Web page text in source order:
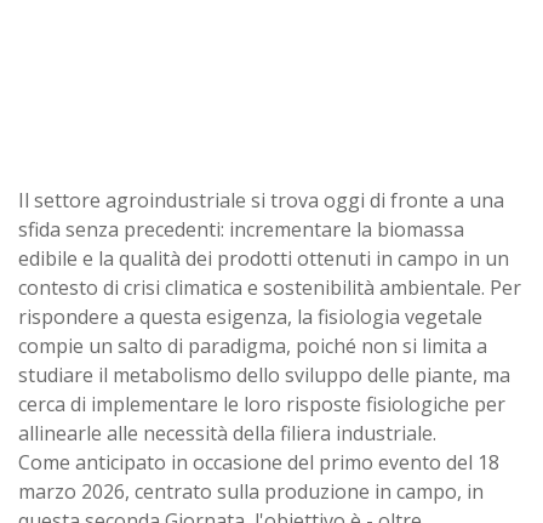
Il settore agroindustriale si trova oggi di fronte a una
sfida senza precedenti: incrementare la biomassa
edibile e la qualità dei prodotti ottenuti in campo in un
contesto di crisi climatica e sostenibilità ambientale. Per
rispondere a questa esigenza, la fisiologia vegetale
compie un salto di paradigma, poiché non si limita a
studiare il metabolismo dello sviluppo delle piante, ma
cerca di implementare le loro risposte fisiologiche per
allinearle alle necessità della filiera industriale.
Come anticipato in occasione del primo evento del 18
marzo 2026, centrato sulla produzione in campo, in